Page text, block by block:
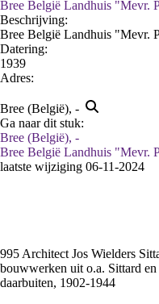
Bree België Landhuis "Mevr.
Beschrijving:
Bree België Landhuis "Mevr.
Datering:
1939
Adres:
Bree (België), -
Ga naar dit stuk:
Bree (België), -
Bree België Landhuis "Mevr.
laatste wijziging 06-11-2024
995 Architect Jos Wielders
bouwwerken uit o.a. Sittard
daarbuiten, 1902-1944